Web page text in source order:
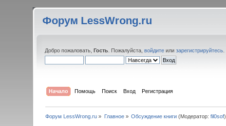
Форум LessWrong.ru
Добро пожаловать,Гость . Пожалуйста,войдите илизарегистрируйтесь
Начало Помощь Поиск Вход Регистрация
Форум LessWrong.ru » Главное» Обсуждение книги (Модератор:fil0sof)